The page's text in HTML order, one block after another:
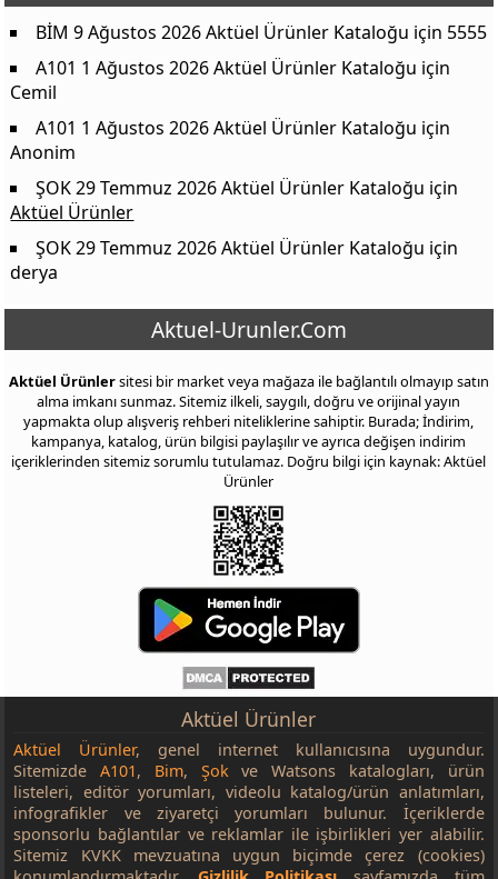
BİM 9 Ağustos 2026 Aktüel Ürünler Kataloğu için 5555
A101 1 Ağustos 2026 Aktüel Ürünler Kataloğu için
Cemil
A101 1 Ağustos 2026 Aktüel Ürünler Kataloğu için
Anonim
ŞOK 29 Temmuz 2026 Aktüel Ürünler Kataloğu için
Aktüel Ürünler
ŞOK 29 Temmuz 2026 Aktüel Ürünler Kataloğu için
derya
Aktuel-Urunler.Com
Aktüel Ürünlersitesi bir market veya mağaza ile bağlantılı olmayıp satın
alma imkanı sunmaz. Sitemiz ilkeli, saygılı, doğru ve orijinal yayın
yapmakta olup alışveriş rehberi niteliklerine sahiptir. Burada; İndirim,
kampanya, katalog, ürün bilgisi paylaşılır ve ayrıca değişen indirim
içeriklerinden sitemiz sorumlu tutulamaz. Doğru bilgi için kaynak: Aktüel
Ürünler
Aktüel Ürünler
Aktüel Ürünler, genel internet kullanıcısına uygundur.
SitemizdeA101, Bim, Şokve Watsons katalogları, ürün
listeleri, editör yorumları, videolu katalog/ürün anlatımları,
infografikler ve ziyaretçi yorumları bulunur. İçeriklerde
sponsorlu bağlantılar ve reklamlar ile işbirlikleri yer alabilir.
Sitemiz KVKK mevzuatına uygun biçimde çerez (cookies)